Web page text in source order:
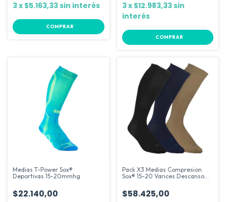
3x $5.163,33sin interés
COMPRAR
3x $12.983,33sin
interés
COMPRAR
Medias T-Power Sox®
Deportivas 15-20mmhg
$22.140,00
Pack X3 Medias Compresion
Sox® 15-20 Varices Descanso
$58.425,00